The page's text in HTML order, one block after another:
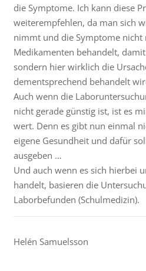
die Symptome. Ich kann diese
weiterempfehlen, da man sich
nimmt und die Symptome nicht
Medikamenten behandelt,
sondern hier wirklich die
dementsprechend behandelt
Auch wenn die
nicht gerade günstig ist, ist es
wert. Denn es gibt nun einmal
eigene Gesundheit und dafür
ausgeben …
Und auch wenn es sich hierbei
handelt, basieren die
Laborbefunden (Schulmedizin).
Helén Samuelsson